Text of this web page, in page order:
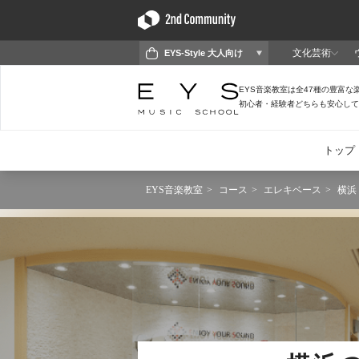
EYS音楽教室 コース エレキベース 横浜